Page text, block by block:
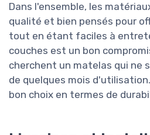
Dans l'ensemble, les
qualité et bien pensés pour
tout en étant faciles à
couches est un bon
cherchent un matelas qui ne
de quelques mois
bon choix en termes de